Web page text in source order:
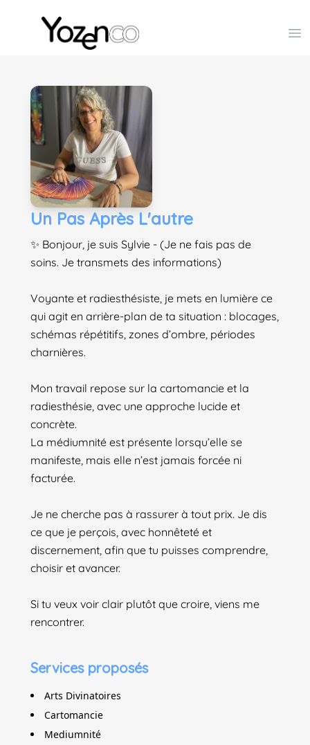
Yozenco - Organisateur de Salons, Evénements et
Un Pas Après L'autre
✨ Bonjour, je suis Sylvie - (Je ne fais pas de
soins. Je transmets des informations)
Voyante et radiesthésiste, je mets en lumière ce
qui agit en arrière-plan de ta situation : blocages,
schémas répétitifs, zones d’ombre, périodes
charnières.
Mon travail repose sur la cartomancie et la
radiesthésie, avec une approche lucide et
concrète.
La médiumnité est présente lorsqu’elle se
manifeste, mais elle n’est jamais forcée ni
facturée.
Je ne cherche pas à rassurer à tout prix. Je dis
ce que je perçois, avec honnêteté et
discernement, afin que tu puisses comprendre,
choisir et avancer.
Si tu veux voir clair plutôt que croire, viens me
rencontrer.
Services proposés
Arts Divinatoires
Cartomancie
Mediumnité